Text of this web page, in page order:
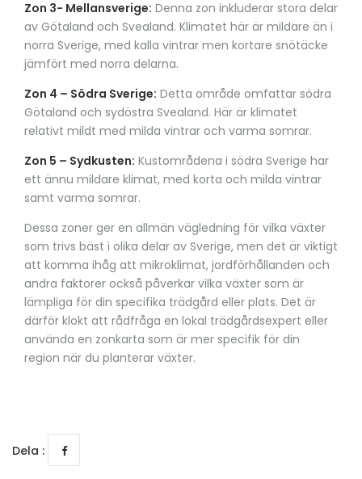
Zon 3- Mellansverige: Denna zon inkluderar stora delar
av Götaland och Svealand. Klimatet här är mildare än i
norra Sverige, med kalla vintrar men kortare snötäcke
jämfört med norra delarna.
Zon 4 – Södra Sverige: Detta område omfattar södra
Götaland och sydöstra Svealand. Här är klimatet
relativt mildt med milda vintrar och varma somrar.
Zon 5 – Sydkusten: Kustområdena i södra Sverige har
ett ännu mildare klimat, med korta och milda vintrar
samt varma somrar.
Dessa zoner ger en allmän vägledning för vilka växter
som trivs bäst i olika delar av Sverige, men det är viktigt
att komma ihåg att mikroklimat, jordförhållanden och
andra faktorer också påverkar vilka växter som är
lämpliga för din specifika trädgård eller plats. Det är
därför klokt att rådfråga en lokal trädgårdsexpert eller
använda en zonkarta som är mer specifik för din
region när du planterar växter.
Dela :